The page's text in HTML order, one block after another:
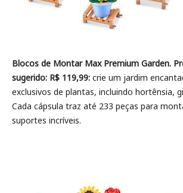
Blocos de Montar Max Premium Garden.
sugerido: R$ 119,99: crie um jardim
exclusivos de plantas, incluindo hortênsia,
Cada cápsula traz até 233 peças para
suportes incríveis.